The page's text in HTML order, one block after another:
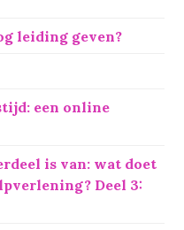
leiding geven?
een online
is van: wat doet
Deel 3: